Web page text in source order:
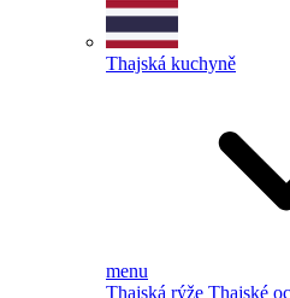
Thajská kuchyně
menu
Thajská rýže Thajské